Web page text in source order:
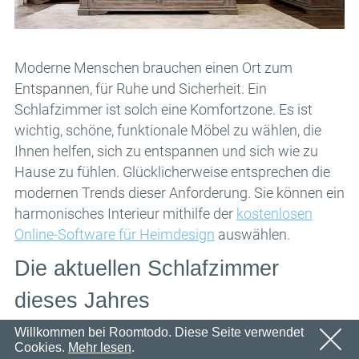
Passwort
OK
Anmeldung Passwort erinnern
Wir werden in Kürze eine E-Mail mit einem
aktivieren
OK
OK
Moderne Menschen brauchen einen Ort zum
Entspannen, für Ruhe und Sicherheit. Ein
Schlafzimmer ist solch eine Komfortzone. Es ist
wichtig, schöne, funktionale Möbel zu wählen, die
Ihnen helfen, sich zu entspannen und sich wie zu
Hause zu fühlen. Glücklicherweise entsprechen die
modernen Trends dieser Anforderung. Sie können ein
harmonisches Interieur mithilfe der kostenlosen
Online-Software für Heimdesign auswählen.
Die aktuellen Schlafzimmer
dieses Jahres
Unpersönliche, helle Interieurs werden durch
eklektische ersetzt, mit auffälligen Details, die die
Willkommen bei Roomtodo. Diese Seite verwendet
Cookies. Mehr lesen.